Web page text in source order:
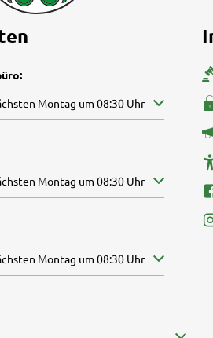
oder Schließzeiten auszublenden
Montag um 08:30 Uhr
oder Schließzeiten auszublenden
Montag um 08:30 Uhr
oder Schließzeiten auszublenden
Montag um 08:30 Uhr